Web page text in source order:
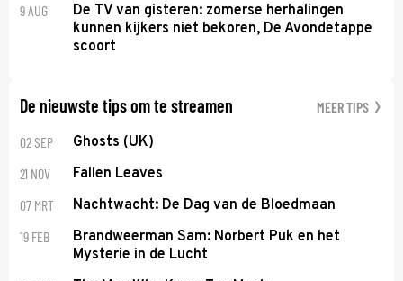
9 AUG
De TV van gisteren: zomerse herhalingen
kunnen kijkers niet bekoren, De Avondetappe
scoort
De nieuwste tips om te streamen MEER TIPS
02 SEP Ghosts (UK)
21 NOV Fallen Leaves
07 MRT Nachtwacht: De Dag van de Bloedmaan
19 FEB
Brandweerman Sam: Norbert Puk en het
Mysterie in de Lucht